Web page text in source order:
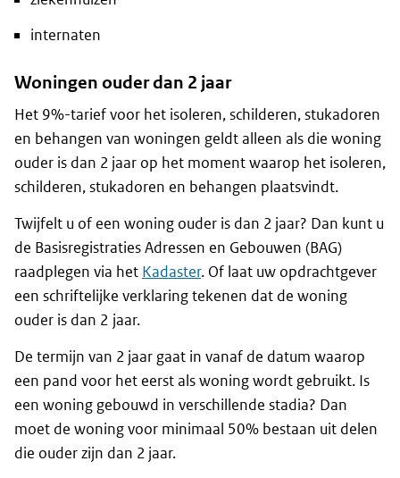
internaten
Woningen ouder dan 2 jaar
Het 9%-tarief voor het isoleren, schilderen, stukadoren
en behangen van woningen geldt alleen als die woning
ouder is dan 2 jaar op het moment waarop het isoleren,
schilderen, stukadoren en behangen plaatsvindt.
Twijfelt u of een woning ouder is dan 2 jaar? Dan kunt u
de Basisregistraties Adressen en Gebouwen (BAG)
raadplegen via het Kadaster. Of laat uw opdrachtgever
een schriftelijke verklaring tekenen dat de woning
ouder is dan 2 jaar.
De termijn van 2 jaar gaat in vanaf de datum waarop
een pand voor het eerst als woning wordt gebruikt. Is
een woning gebouwd in verschillende stadia? Dan
moet de woning voor minimaal 50% bestaan uit delen
die ouder zijn dan 2 jaar.